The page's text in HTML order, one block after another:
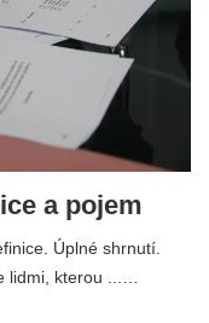
a pojem
Úplné shrnutí.
lidmi, kterou ...…